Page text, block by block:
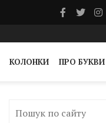
КОЛОНКИ ПРО БУКВИ